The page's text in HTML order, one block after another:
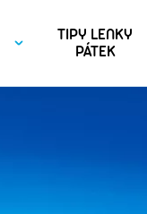
TIPY LENKY
PÁTEK